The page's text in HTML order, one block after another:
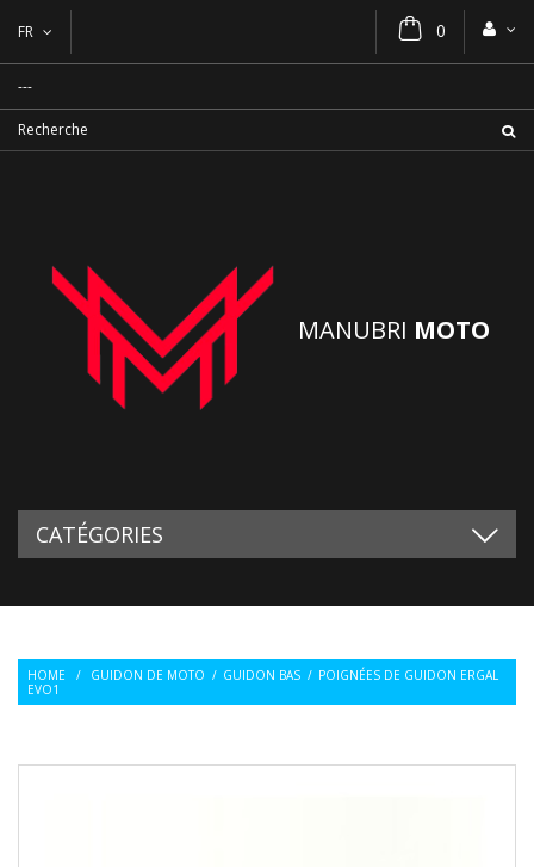
FR 0
MANUBRI MOTO
CATÉGORIES
HOME / GUIDON DE MOTO / GUIDON BAS / POIGNÉES DE GUIDON ERGAL
EVO1